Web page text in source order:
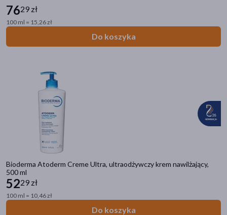
7629 zł
100 ml = 15,26 zł
Do koszyka
Bioderma Atoderm Creme Ultra, ultraodżywczy krem nawilżający,
500 ml
5229 zł
100 ml = 10,46 zł
Do koszyka